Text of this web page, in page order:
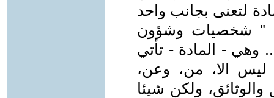
لتعنى بجانب واحد
" شخصيات وشؤون
وهي - المادة - تأتي
الا، من، وعن،
ولكن شيئا